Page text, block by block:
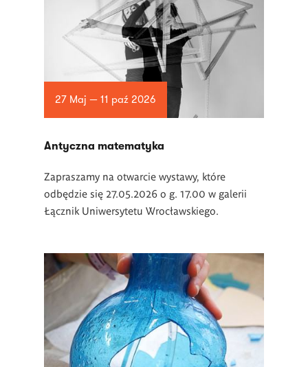
27 Maj — 11 paź 2026
Antyczna matematyka
Zapraszamy na otwarcie wystawy, które
odbędzie się 27.05.2026 o g. 17.00 w galerii
Łącznik Uniwersytetu Wrocławskiego.